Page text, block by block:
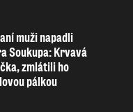
muži napadli
Soukupa: Krvavá
zmlátili ho
pálkou